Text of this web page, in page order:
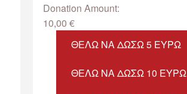
Donation Amount:
10,00 €
ΘΈΛΩ ΝΑ ΔΏΣΩ 5 ΕΥΡΏ
ΘΈΛΩ ΝΑ ΔΏΣΩ 10 ΕΥΡΏ